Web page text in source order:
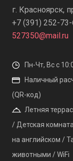
г. Красноярск,
+7 (391) 252-
527350@mail.ru
Пн-Чт, Вс с
Наличный
(QR-код)
Летняя
/ Детская
на английском /
животными / WiFi